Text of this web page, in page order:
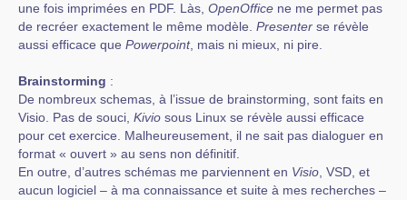
une fois imprimées en PDF. Làs, OpenOffice ne me permet pas
de recréer exactement le même modèle. Presenter se révèle
aussi efficace que Powerpoint, mais ni mieux, ni pire.
Brainstorming :
De nombreux schemas, à l’issue de brainstorming, sont faits en
Visio. Pas de souci, Kivio sous Linux se révèle aussi efficace
pour cet exercice. Malheureusement, il ne sait pas dialoguer en
format « ouvert » au sens non définitif.
En outre, d’autres schémas me parviennent en Visio , VSD, et
aucun logiciel – à ma connaissance et suite à mes recherches –